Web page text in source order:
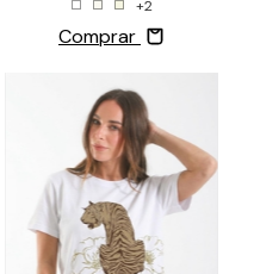
+2
Comprar